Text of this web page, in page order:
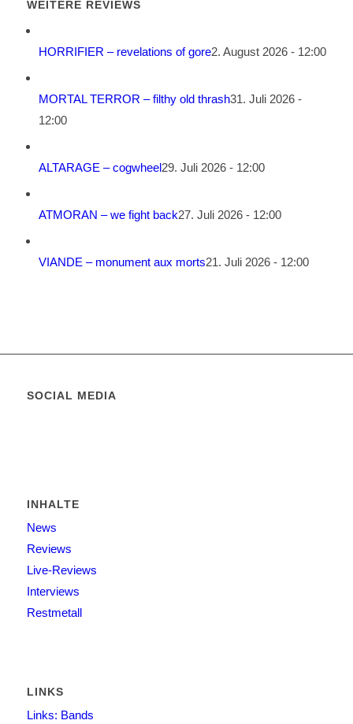
WEITERE REVIEWS
HORRIFIER – revelations of gore2. August 2026 - 12:00
MORTAL TERROR – filthy old thrash31. Juli 2026 -
12:00
ALTARAGE – cogwheel29. Juli 2026 - 12:00
ATMORAN – we fight back27. Juli 2026 - 12:00
VIANDE – monument aux morts21. Juli 2026 - 12:00
SOCIAL MEDIA
INHALTE
News
Reviews
Live-Reviews
Interviews
Restmetall
LINKS
Links: Bands